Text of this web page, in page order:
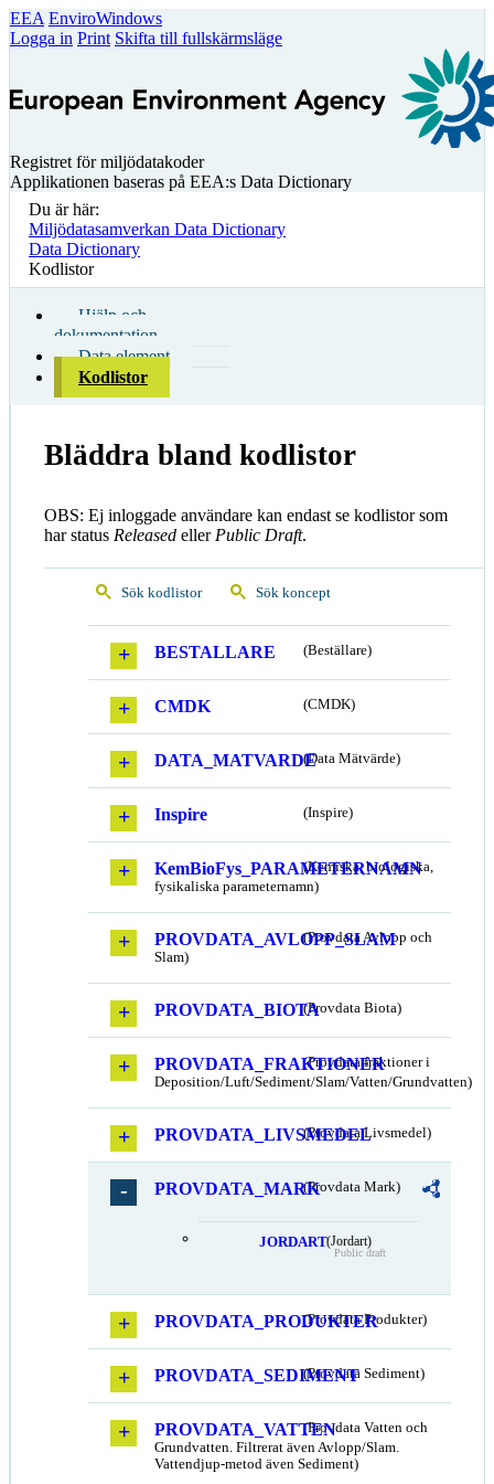
EEA EnviroWindows
Logga in Print Skifta till fullskärmsläge
Registret för miljödatakoder
Applikationen baseras på EEA:s Data Dictionary
Du är här:
Miljödatasamverkan Data Dictionary
Data Dictionary
Kodlistor
Hjälp och
dokumentation
Data element
Kodlistor
Bläddra bland kodlistor
OBS: Ej inloggade användare kan endast se kodlistor som
har status Released eller Public Draft.
Sök kodlistor Sök koncept
BESTALLARE (Beställare)
CMDK (CMDK)
DATA_MATVARDE(Data Mätvärde)
Inspire (Inspire)
KemBioFys_PARAMETERNAMN
(Kemiska, biologiska,
fysikaliska parameternamn)
PROVDATA_AVLOPP_SLAM
(Provdata Avlopp och
Slam)
PROVDATA_BIOTA(Provdata Biota)
PROVDATA_FRAKTIONER
(Provdata fraktioner i
Deposition/Luft/Sediment/Slam/Vatten/Grundvatten)
PROVDATA_LIVSMEDEL
(Provdata Livsmedel)
PROVDATA_MARK(Provdata Mark)
JORDART(Jordart)
Public draft
PROVDATA_PRODUKTER
(Provdata Produkter)
PROVDATA_SEDIMENT(Provdata Sediment)
PROVDATA_VATTEN(Provdata Vatten och
Grundvatten. Filtrerat även Avlopp/Slam.
Vattendjup-metod även Sediment)